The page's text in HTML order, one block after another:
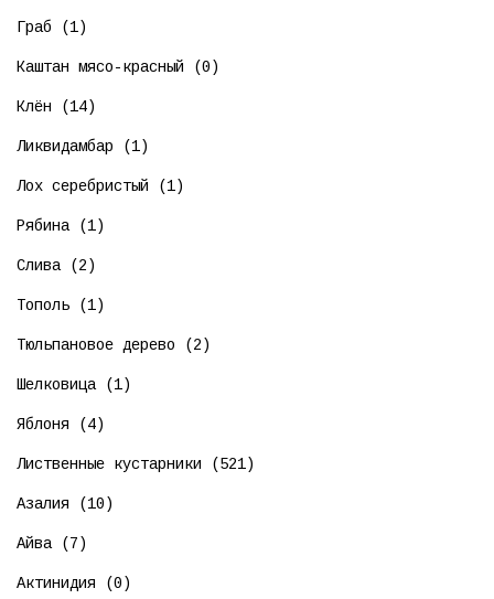
Граб (1)
Каштан мясо-красный (0)
Клён (14)
Ликвидамбар (1)
Лох серебристый (1)
Рябина (1)
Слива (2)
Тополь (1)
Тюльпановое дерево (2)
Шелковица (1)
Яблоня (4)
Лиственные кустарники (521)
Азалия (10)
Айва (7)
Актинидия (0)